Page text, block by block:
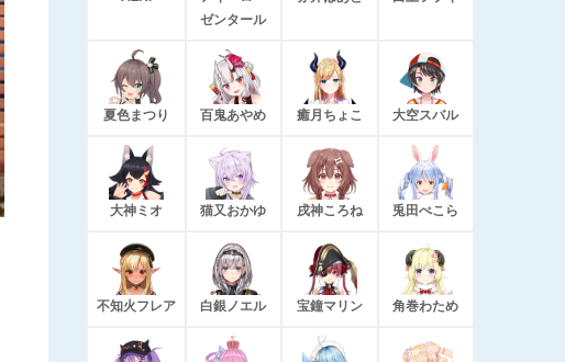
ゼンタール
夏色まつり 百鬼あやめ 癒月ちょこ 大空スバル
大神ミオ 猫又おかゆ 戌神ころね 兎田ぺこら
不知火フレア 白銀ノエル 宝鐘マリン 角巻わため